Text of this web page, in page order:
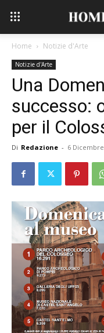
Home Notizie d'Arte
Notizie d'Arte
Una
successo:
per il
Di Redazione - 6